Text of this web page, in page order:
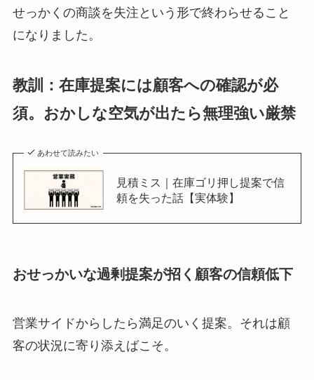
せっかくの商談を失注という形で終わらせること
になりました。
教訓：在庫提案には顧客への確認が必
須。おかしな空気が出たら無理強い厳禁
あわせて読みたい
見積ミス｜在庫ゴリ押し提案で信
頼を失った話【実体験】
おせっかいな過剰提案が招く顧客の信頼低下
営業サイドからしたら満足のいく提案。それは顧
客の状況に寄り添えばこそ。